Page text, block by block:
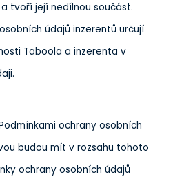
tvoří její nedílnou součást.
údajů inzerentů určují
Taboola a inzerenta v
ochrany osobních
budou mít v rozsahu tohoto
ochrany osobních údajů